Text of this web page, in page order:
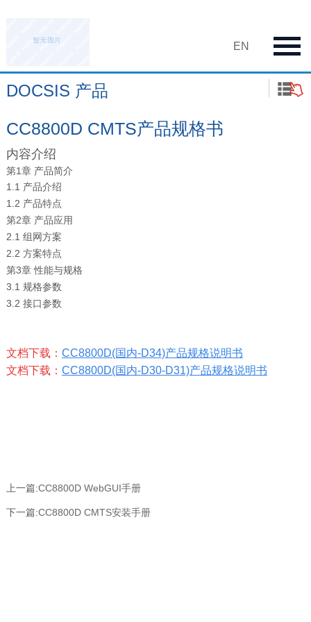
EN
DOCSIS 产品
CC8800D CMTS产品规格书
内容介绍
第1章 产品简介
1.1 产品介绍
1.2 产品特点
第2章 产品应用
2.1 组网方案
2.2 方案特点
第3章 性能与规格
3.1 规格参数
3.2 接口参数
文档下载： CC8800D(国内-D34)产品规格说明书
文档下载： CC8800D(国内-D30-D31)产品规格说明书
上一篇:CC8800D WebGUI手册
下一篇:CC8800D CMTS安装手册